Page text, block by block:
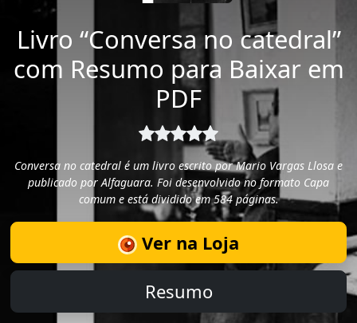
Livro “Conversa no catedral”
com Resumo para Baixar em
PDF
Conversa no catedral é um livro escrito por Mario Vargas Llosa e
publicado por Alfaguara. Foi desenvolvido no formato Capa
comum e está dividido em 584 páginas.
Ver na Loja
Resumo